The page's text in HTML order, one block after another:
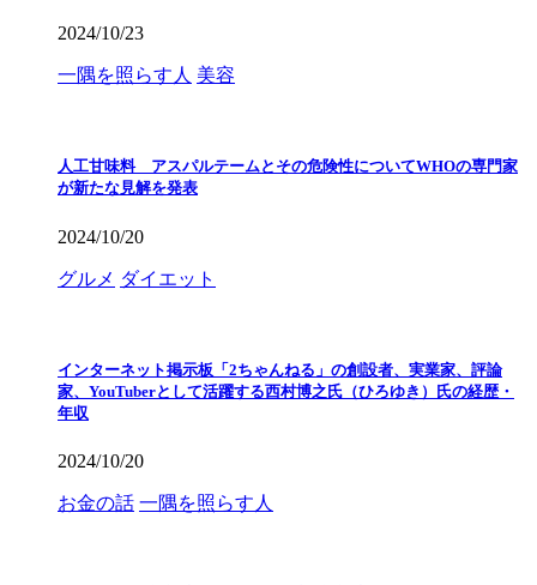
2024/10/23
一隅を照らす人 美容
人工甘味料 アスパルテームとその危険性についてWHOの専門家
が新たな見解を発表
2024/10/20
グルメ ダイエット
インターネット掲示板「2ちゃんねる」の創設者、実業家、評論
家、YouTuberとして活躍する西村博之氏（ひろゆき）氏の経歴・
年収
2024/10/20
お金の話 一隅を照らす人